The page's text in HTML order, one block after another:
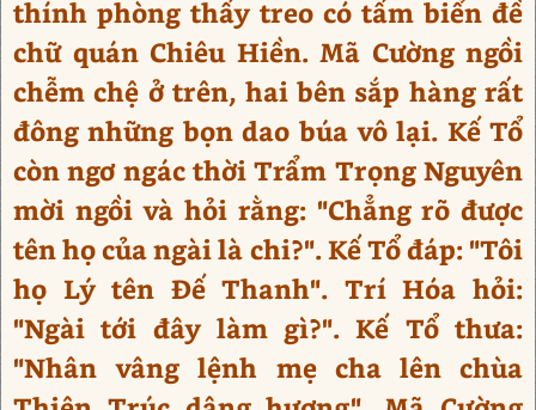
thính phòng thấy treo có tấm biển đề
chữ quán Chiêu Hiền. Mã Cường ngồi
chễm chệ ở trên, hai bên sắp hàng rất
đông những bọn dao búa vô lại. Kế Tổ
còn ngơ ngác thời Trẩm Trọng Nguyên
mời ngồi và hỏi rằng: "Chẳng rõ được
tên họ của ngài là chi?". Kế Tổ đáp: "Tôi
họ Lý tên Đế Thanh". Trí Hóa hỏi:
"Ngài tới đây làm gì?". Kế Tổ thưa:
"Nhân vâng lệnh mẹ cha lên chùa